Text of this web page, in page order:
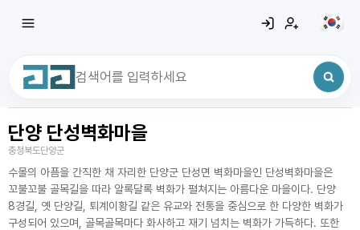
최근 검색어
단양 단성벽화마을
충청북도단양군
수몰의 아픔을 간직한 채 자리한 단양군 단성면 벽화마을인 단성벽화마을은
꼬불꼬불 골목길을 따라 알록달록 벽화가 펼쳐지는 아름다운 마을이다. 단양
8경길, 옛 단양길, 퇴계이황길 같은 유교와 전통을 중심으로 한 다양한 벽화가
구성되어 있으며, 골목골목마다 화사하고 재기 넘치는 벽화가 가득하다. 또한